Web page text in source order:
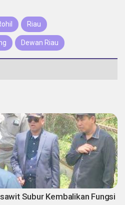
Riau
Dewan Riau
Subur Kembalikan Fungsi